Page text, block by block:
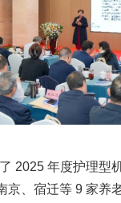
了 2025 年度护理型
京、宿迁等 9 家养